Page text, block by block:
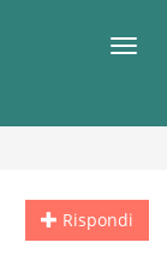
Rispondi